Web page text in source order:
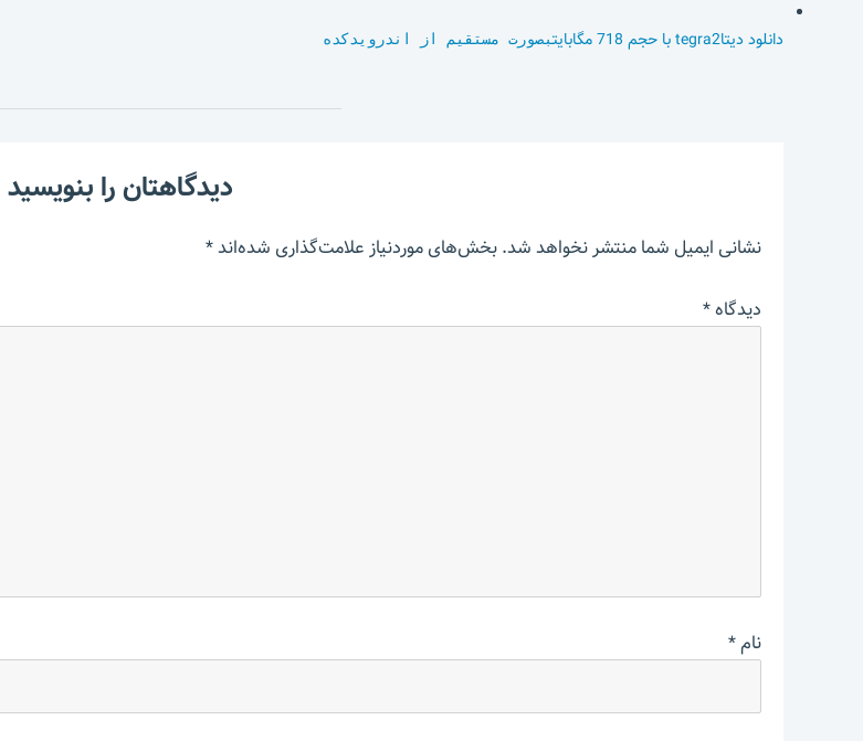
دانلود دیتاtegra2 با حجم 718 مگابایت بصورت مستقیم از اندرویدکده
دیدگاهتان را بنویسید
نشانی ایمیل شما منتشر نخواهد شد.بخش‌های موردنیاز علامت‌گذاری شده‌اند*
دیدگاه*
نام*